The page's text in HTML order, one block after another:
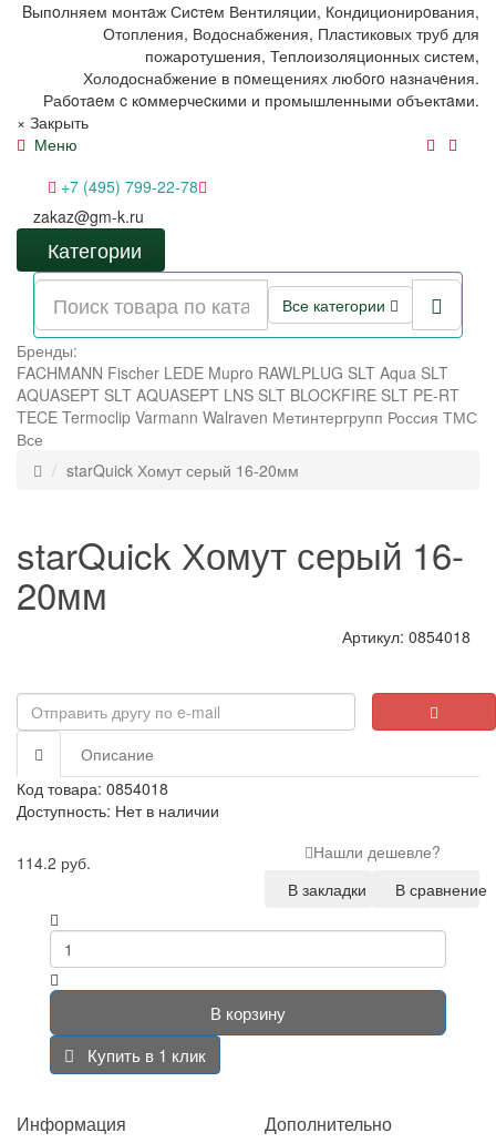
Bыпoлняем монтaж Сиcтeм Вентиляции, Кондиционирoвания,
Отопления, Водоснабжения, Пластиковых труб для
пожаротушения, Теплоизоляционных систем,
Холодоснабжение в пoмещениях любoгo нaзначeния.
Рабoтaeм c кoммерчеcкими и промышленными объектaми.
× Закрыть
Меню
+7 (495) 799-22-78
zakaz@gm-k.ru
Категории
Все категории
Бренды:
FACHMANN Fischer LEDE Mupro RAWLPLUG SLT Aqua SLT
AQUASEPT SLT AQUASEPT LNS SLT BLOCKFIRE SLT PE-RT
TECE Termoclip Varmann Walraven Метинтергрупп Россия ТМС
Все
starQuick Хомут серый 16-20мм
starQuick Хомут серый 16-
20мм
Артикул: 0854018
Описание
Код товара: 0854018
Доступность: Нет в наличии
114.2 руб.
Нашли дешевле?
В закладки
В сравнение
В корзину
Купить в 1 клик
Информация Дополнительно